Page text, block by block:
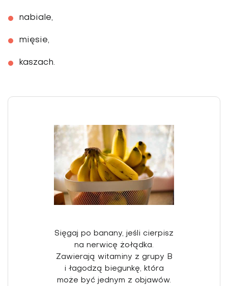
nabiale,
mięsie,
kaszach.
Sięgaj po banany, jeśli cierpisz
na nerwicę żołądka.
Zawierają witaminy z grupy B
i łagodzą biegunkę, która
może być jednym z objawów.